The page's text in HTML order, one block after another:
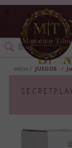
Inicio JUEGOS